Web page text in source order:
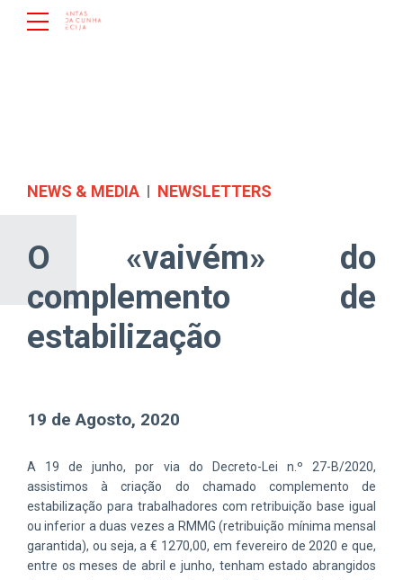
NEWS & MEDIA NEWSLETTERS
O «vaivém» do
complemento de
estabilização
19 de Agosto, 2020
A 19 de junho, por via do Decreto-Lei n.º 27-B/2020,
assistimos à criação do chamado complemento de
estabilização para trabalhadores com retribuição base igual
ou inferior a duas vezes a RMMG (retribuição mínima mensal
garantida), ou seja, a € 1270,00, em fevereiro de 2020 e que,
entre os meses de abril e junho, tenham estado abrangidos